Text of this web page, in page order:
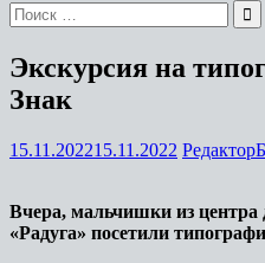
Экскурсия на
Знак
15.11.202215.11.2022 Редактор
Вчера, мальчишки из центра
«Радуга» посетили